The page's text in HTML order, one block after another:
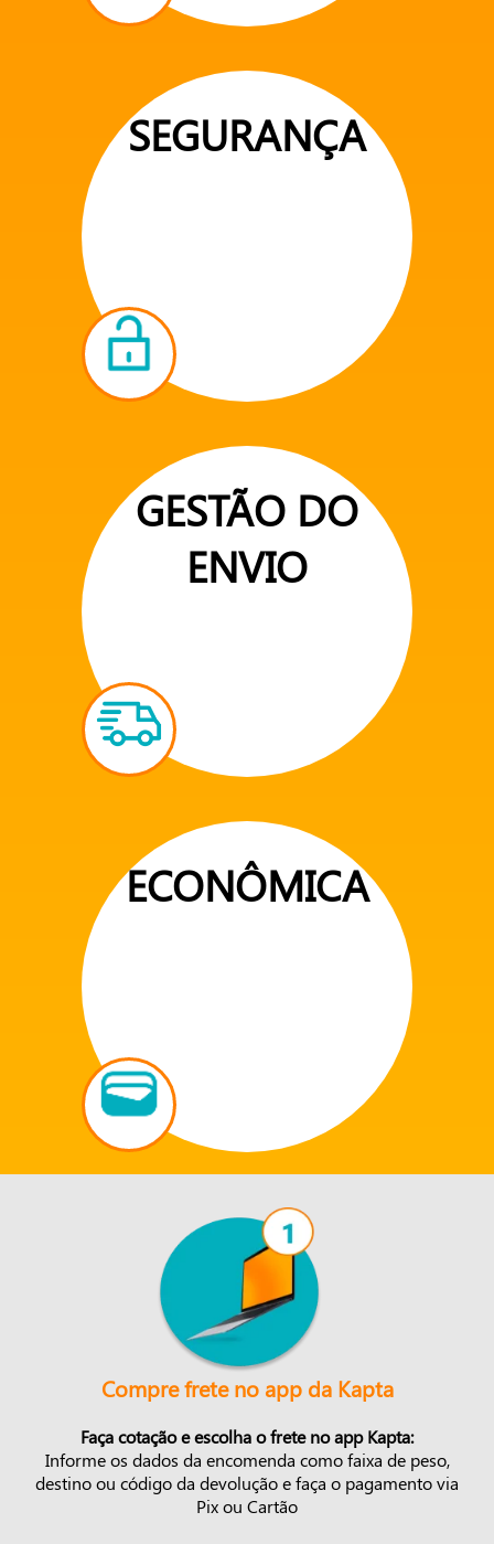
SEGURANÇA
GESTÃO DO
ENVIO
ECONÔMICA
Compre frete no app da Kapta
Faça cotação e escolha o frete no app Kapta:
Informe os dados da encomenda como faixa de peso,
destino ou código da devolução e faça o pagamento via
Pix ou Cartão